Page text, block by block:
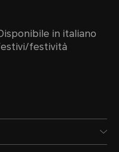
in italiano
festività